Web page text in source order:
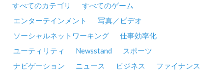
すべてのカテゴリ
すべてのゲーム
エンターテインメント
写真／ビデオ
ソーシャルネットワーキング
仕事効率化
ユーティリティ
Newsstand
スポーツ
ナビゲーション
ニュース ビジネス
ファイナンス